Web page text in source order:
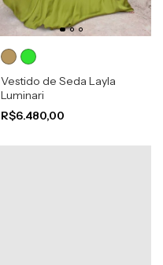
Vestido de Seda Layla
Luminari
R$6.480,00